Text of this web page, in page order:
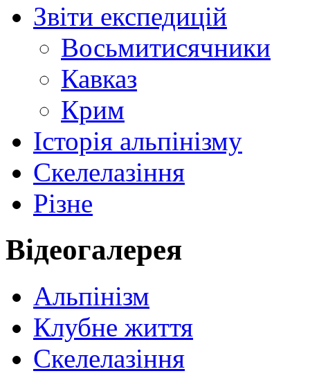
Звіти експедицій
Восьмитисячники
Кавказ
Крим
Історія альпінізму
Скелелазіння
Різне
Відеогалерея
Альпінізм
Клубне життя
Скелелазіння